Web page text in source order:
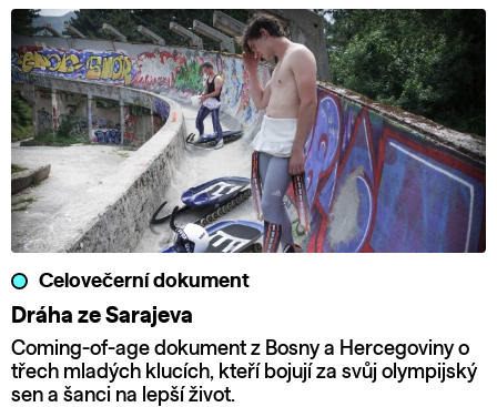
Celovečerní dokument
Dráha ze Sarajeva
Coming-of-age dokument z Bosny a Hercegoviny o
třech mladých klucích, kteří bojují za svůj olympijský
sen a šanci na lepší život.